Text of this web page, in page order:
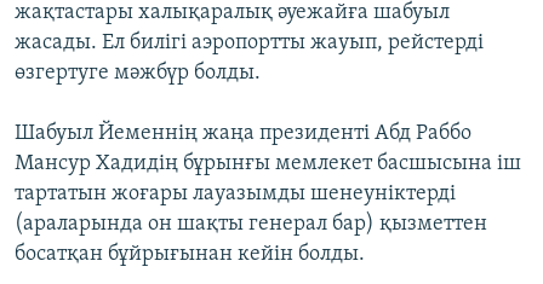
жақтастары халықаралық әуежайға шабуыл
жасады. Ел билігі аэропортты жауып, рейстерді
өзгертуге мәжбүр болды.
Шабуыл Йеменнің жаңа президенті Абд Раббо
Мансур Хадидің бұрынғы мемлекет басшысына іш
тартатын жоғары лауазымды шенеуніктерді
(араларында он шақты генерал бар) қызметтен
босатқан бұйрығынан кейін болды.